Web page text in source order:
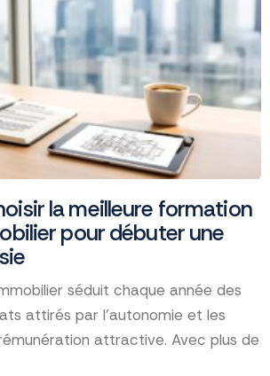
la meilleure formation
pour débuter une
séduit chaque année des
attirés par l'autonomie et les
attractive. Avec plus de